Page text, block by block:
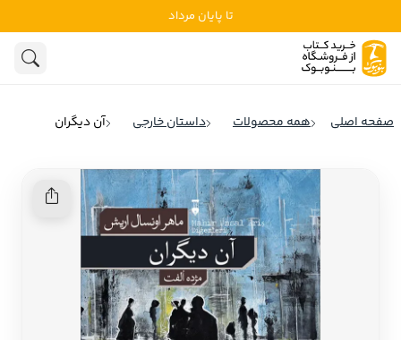
تا پایان مرداد
ادبیات
تاریخ و سیاست
کودک و نوجوان
علوم اجتماعی
ادبیات انگلیس
ادبیات فرانسه
ادبیات ایتالیا
ادبیات روسیه
ادبیات آمریکای لاتین
ادبیات آلمان
صفحه اصلی همه محصولات داستان خارجی آن دیگران